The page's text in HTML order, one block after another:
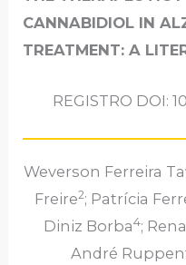
CANNABIDIOL IN
TREATMENT: A
REGISTRO DOI:
Weverson Ferreira
Freire2; Patrícia
Diniz Borba4;
André